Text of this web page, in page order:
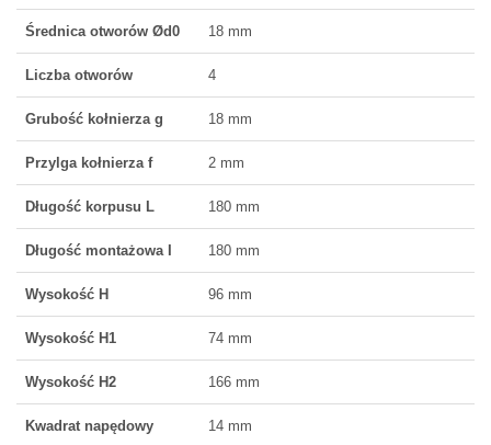
Średnica otworów Ød0 18 mm
Liczba otworów 4
Grubość kołnierza g 18 mm
Przylga kołnierza f 2 mm
Długość korpusu L 180 mm
Długość montażowa I 180 mm
Wysokość H 96 mm
Wysokość H1 74 mm
Wysokość H2 166 mm
Kwadrat napędowy 14 mm